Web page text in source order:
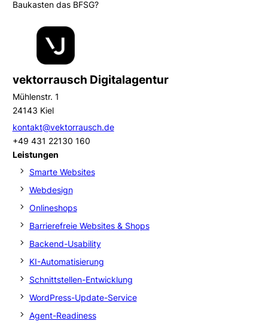
Baukasten das BFSG?
vektorrausch Digitalagentur
Mühlenstr. 1
24143 Kiel
kontakt@vektorrausch.de
+49 431 22130 160
Leistungen
Smarte Websites
Webdesign
Onlineshops
Barrierefreie Websites & Shops
Backend-Usability
KI-Automatisierung
Schnittstellen-Entwicklung
WordPress-Update-Service
Agent-Readiness